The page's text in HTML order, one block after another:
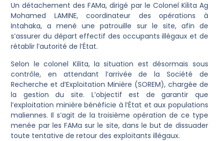
Un détachement des FAMa, dirigé par le Colonel Kilita Ag
Mohamed LAMINE, coordinateur des opérations à
Intahaka, a mené une patrouille sur le site, afin de
s’assurer du départ effectif des occupants illégaux et de
rétablir l’autorité de l’État.
Selon le colonel Kilita, la situation est désormais sous
contrôle, en attendant l’arrivée de la Société de
Recherche et d’Exploitation Minière (SOREM), chargée de
la gestion du site. L’objectif est de garantir que
l’exploitation minière bénéficie à l’État et aux populations
maliennes. Il s’agit de la troisième opération de ce type
menée par les FAMa sur le site, dans le but de dissuader
toute tentative de retour des exploitants illégaux.